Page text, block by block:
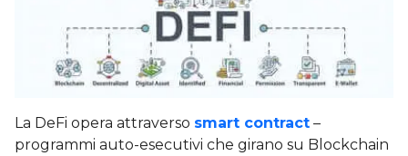
La DeFi opera attraverso smart contract –
programmi auto-esecutivi che girano su Blockchain